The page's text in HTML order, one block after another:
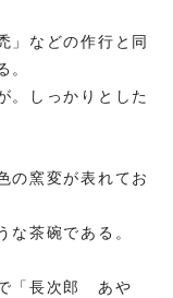
」などの作行と同
。
。しっかりとした
の窯変が表れてお
な茶碗である。
「長次郎 あや